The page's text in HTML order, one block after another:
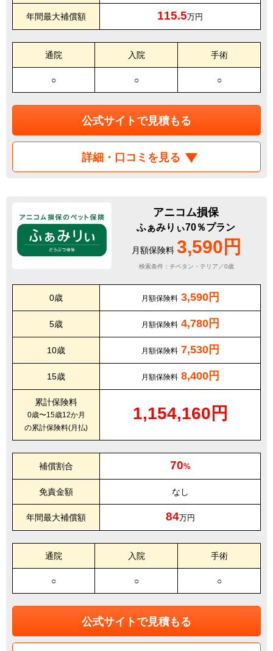
年間最大補償額 115.5万円
通院 入院 手術
○ ○ ○
公式サイトで見積もる
詳細・口コミを見る
アニコム損保
ふぁみりぃ70％プラン
月額保険料 3,590円
検索条件：チベタン・テリア／0歳
0歳 月額保険料 3,590円
5歳 月額保険料 4,780円
10歳 月額保険料 7,530円
15歳 月額保険料 8,400円
累計保険料
0歳〜15歳12か月
の累計保険料(月払)
1,154,160円
補償割合 70%
免責金額 なし
年間最大補償額 84万円
通院 入院 手術
○ ○ ○
公式サイトで見積もる